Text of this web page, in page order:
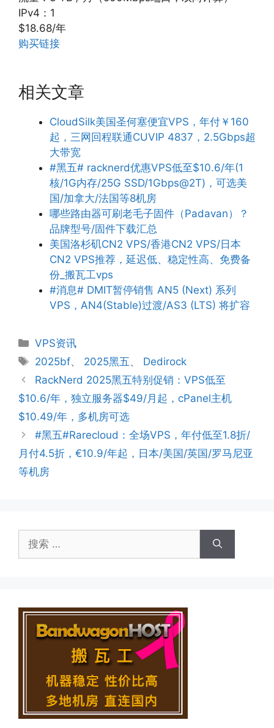
IPv4：1
$18.68/年
购买链接
相关文章
CloudSilk美国圣何塞便宜VPS，年付￥160
起，三网回程联通CUVIP 4837，2.5Gbps超
大带宽
#黑五# racknerd优惠VPS低至$10.6/年(1
核/1G内存/25G SSD/1Gbps@2T)，可选美
国/加拿大/法国等8机房
哪些路由器可刷老毛子固件（Padavan）？
品牌型号/固件下载汇总
美国洛杉矶CN2 VPS/香港CN2 VPS/日本
CN2 VPS推荐，延迟低、稳定性高、免费备
份_搬瓦工vps
#消息# DMIT暂停销售 AN5 (Next) 系列
VPS，AN4(Stable)过渡/AS3 (LTS) 将扩容
分
类
VPS资讯
标
签
2025bf、 2025黑五、 Dedirock
RackNerd 2025黑五特别促销：VPS低至
$10.6/年，独立服务器$49/月起，cPanel主机
$10.49/年，多机房可选
#黑五#Rarecloud：全场VPS，年付低至1.8折/
月付4.5折，€10.9/年起，日本/美国/英国/罗马尼亚
等机房
索：